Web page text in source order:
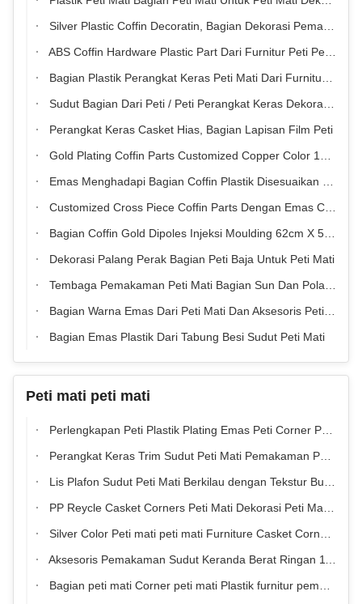
Silver Plastic Coffin Decoratin, Bagian Dekorasi Pemakaman Model Peti mati Kristus
ABS Coffin Hardware Plastic Part Dari Furnitur Peti Peti Mati
Bagian Plastik Perangkat Keras Peti Mati Dari Furnitur Pemasangan Peti Mati
Sudut Bagian Dari Peti / Peti Perangkat Keras Dekorasi Eksterior Interior
Perangkat Keras Casket Hias, Bagian Lapisan Film Peti
Gold Plating Coffin Parts Customized Copper Color 19 Kg / 18kg Dengan Model Christ
Emas Menghadapi Bagian Coffin Plastik Disesuaikan 84cm X 56cm X 35cm Dengan Model Katedral
Customized Cross Piece Coffin Parts Dengan Emas Cross Slice Tembaga Warna ABS Material
Bagian Coffin Gold Dipoles Injeksi Moulding 62cm X 54cm X 38cm Untuk Dekorasi Casket
Dekorasi Palang Perak Bagian Peti Baja Untuk Peti Mati
Tembaga Pemakaman Peti Mati Bagian Sun Dan Pola Bintang Peti Mati Plastik
Bagian Warna Emas Dari Peti Mati Dan Aksesoris Peti Mati Plastik
Bagian Emas Plastik Dari Tabung Besi Sudut Peti Mati
Peti mati peti mati
Perlengkapan Peti Plastik Plating Emas Peti Corner Penjaga Pemakaman Peti Fitting
Perangkat Keras Trim Sudut Peti Mati Pemakaman Pola Bunga Berukir Emas yang Dipoles Cermin
Lis Plafon Sudut Peti Mati Berkilau dengan Tekstur Bunga Ukir
PP Reycle Casket Corners Peti Mati Dekorasi Peti Mati Aksesoris
Silver Color Peti mati peti mati Furniture Casket Corner dengan bahan PP Virgin
Aksesoris Pemakaman Sudut Keranda Berat Ringan 11# Gary Coffin Corner Dengan Baja
Bagian peti mati Corner peti mati Plastik furnitur pemakaman untuk Amerika Selatan